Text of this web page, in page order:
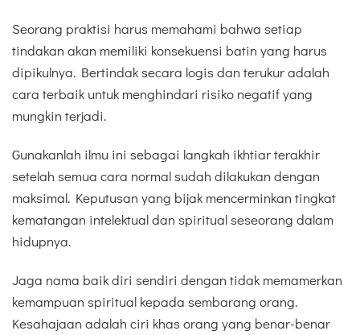
Seorang praktisi harus memahami bahwa setiap
tindakan akan memiliki konsekuensi batin yang harus
dipikulnya. Bertindak secara logis dan terukur adalah
cara terbaik untuk menghindari risiko negatif yang
mungkin terjadi.
Gunakanlah ilmu ini sebagai langkah ikhtiar terakhir
setelah semua cara normal sudah dilakukan dengan
maksimal. Keputusan yang bijak mencerminkan tingkat
kematangan intelektual dan spiritual seseorang dalam
hidupnya.
Jaga nama baik diri sendiri dengan tidak memamerkan
kemampuan spiritual kepada sembarang orang.
Kesahajaan adalah ciri khas orang yang benar-benar